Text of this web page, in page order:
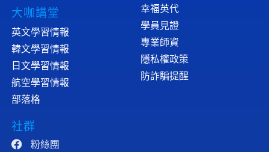
大咖講堂
英文學習情報
韓文學習情報
日文學習情報
航空學習情報
部落格
幸福英代
學員見證
專業師資
隱私權政策
防詐騙提醒
社群
粉絲團